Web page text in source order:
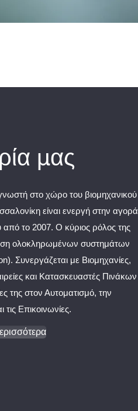
μας
στο χώρο του βιομηχανικού
είναι ενεργή στην αγορά
από το 2007. Ο κύριος ρόλος της
ολοκληρωμένων συστημάτων
Συνεργάζεται με Βιομηχανίες,
και Κατασκευαστές Πινάκων
της στον Αυτοματισμό, την
τις Επικοινωνίες.